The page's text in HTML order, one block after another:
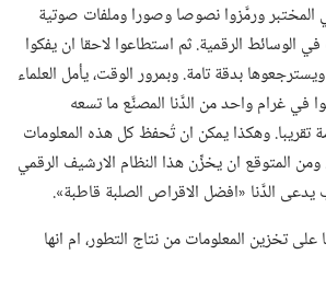
المختبر ورمَّزوا نصوصا وصورا وملفات صوتية
في الوسائط الرقمية.‏ ثم استطاعوا لاحقا ان يفكوا
بدقة تامة.‏ وبمرور الوقت،‏ يأمل العلماء
في غرام واحد من الدَّنا المصنَّع ما تسعه
متراصة تقريبا.‏ وهكذا يمكن ان تُحفظ كل هذه المعلومات
ومن المتوقع ان يخزِّن هذا النظام الارشيف الرقمي
يدعى الدَّنا «افضل الاقراص الصلبة قاطبة».‏
على تخزين المعلومات من نتاج التطور،‏ ام انها